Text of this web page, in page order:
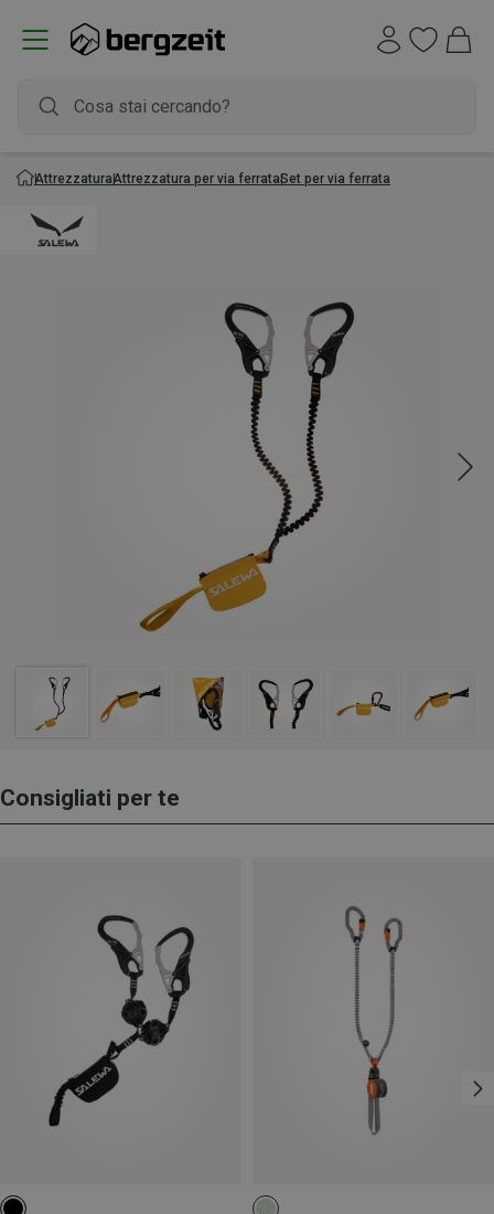
AttrezzaturaAttrezzatura per via ferrataSet per via ferrata
Consigliati per te